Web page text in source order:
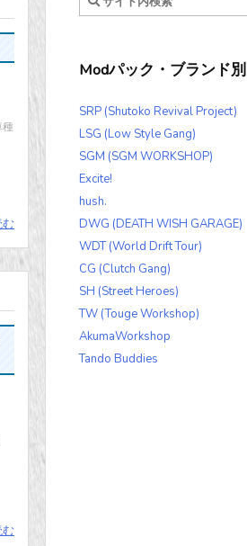
種
Modパック・ブランド別
SRP (Shutoko Revival Project)
LSG (Low Style Gang)
SGM (SGM WORKSHOP)
Excite!
hush.
DWG (DEATH WISH GARAGE)
WDT (World Drift Tour)
CG (Clutch Gang)
SH (Street Heroes)
TW (Touge Workshop)
AkumaWorkshop
Tando Buddies